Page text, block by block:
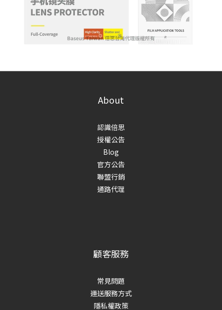
About
認識倍思
授權公告
Blog
官方公告
聯盟行銷
通路代理
顧客服務
常見問題
運送服務方式
隱私權政策